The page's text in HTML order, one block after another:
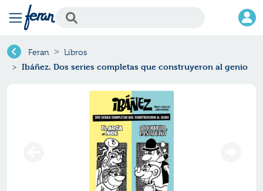
Feran Libros
Ibáñez. Dos series completas que construyeron al genio